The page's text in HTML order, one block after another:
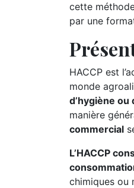
cette
par une
HACCP est
monde
d’hygiène
manière
commercial
L’HACCP
chimiques ou